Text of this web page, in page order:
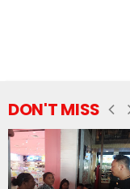
DON'T MISS